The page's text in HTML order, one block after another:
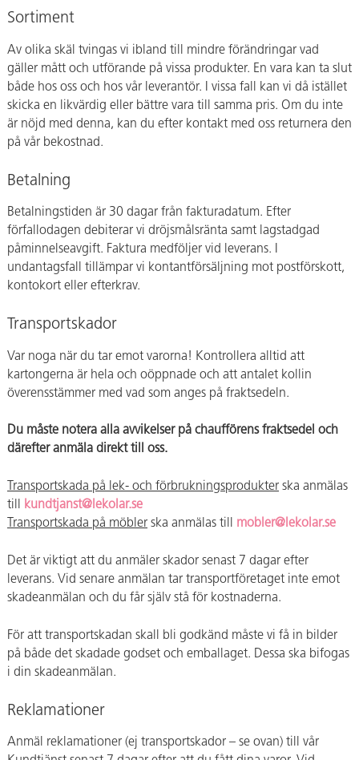
Sortiment
Av olika skäl tvingas vi ibland till mindre förändringar vad
gäller mått och utförande på vissa produkter. En vara kan ta slut
både hos oss och hos vår leverantör. I vissa fall kan vi då istället
skicka en likvärdig eller bättre vara till samma pris. Om du inte
är nöjd med denna, kan du efter kontakt med oss returnera den
på vår bekostnad.
Betalning
Betalningstiden är 30 dagar från fakturadatum. Efter
förfallodagen debiterar vi dröjsmålsränta samt lagstadgad
påminnelseavgift. Faktura medföljer vid leverans. I
undantagsfall tillämpar vi kontantförsäljning mot postförskott,
kontokort eller efterkrav.
Transportskador
Var noga när du tar emot varorna! Kontrollera alltid att
kartongerna är hela och oöppnade och att antalet kollin
överensstämmer med vad som anges på fraktsedeln.
Du måste notera alla avvikelser på chaufförens fraktsedel och
därefter anmäla direkt till oss.
Transportskada på lek- och förbrukningsprodukter ska anmälas
till
kundtjanst@lekolar.se
Transportskada på möbler ska anmälas till mobler@lekolar.se
Det är viktigt att du anmäler skador senast 7 dagar efter
leverans. Vid senare anmälan tar transportföretaget inte emot
skadeanmälan och du får själv stå för kostnaderna.
För att transportskadan skall bli godkänd måste vi få in bilder
på både det skadade godset och emballaget. Dessa ska bifogas
i din skadeanmälan.
Reklamationer
Anmäl reklamationer (ej transportskador – se ovan) till vår